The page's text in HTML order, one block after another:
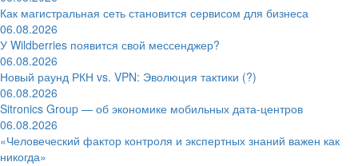
Как магистральная сеть становится сервисом для бизнеса
06.08.2026
У Wildberries появится свой мессенджер?
06.08.2026
Новый раунд РКН vs. VPN: Эволюция тактики (?)
06.08.2026
Sitronics Group — об экономике мобильных дата-центров
06.08.2026
«Человеческий фактор контроля и экспертных знаний важен как
никогда»